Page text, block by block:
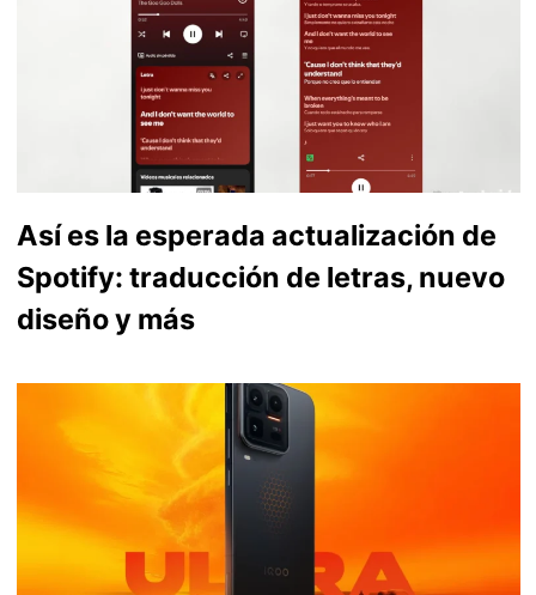
Así es la esperada actualización de
Spotify: traducción de letras, nuevo
diseño y más